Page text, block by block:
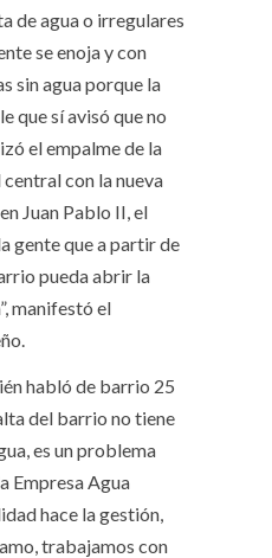
de agua o irregulares
se enoja y con
sin agua porque la
que sí avisó que no
el empalme de la
con la nueva
Juan Pablo II, el
gente que a partir de
pueda abrir la
manifestó el
habló de barrio 25
del barrio no tiene
es un problema
Empresa Agua
hace la gestión,
trabajamos con